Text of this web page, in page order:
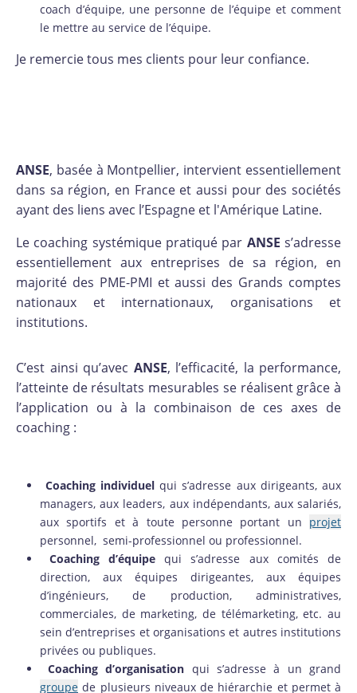
coach d’équipe, une personne de l’équipe et comment
le mettre au service de l’équipe.
Je remercie tous mes clients pour leur confiance.
ANSE, basée à Montpellier, intervient essentiellement
dans sa région, en France et aussi pour des sociétés
ayant des liens avec l’Espagne et l'Amérique Latine.
Le coaching systémique pratiqué par ANSE s’adresse
essentiellement aux entreprises de sa région, en
majorité des PME-PMI et aussi des Grands comptes
nationaux et internationaux, organisations et
institutions.
C’est ainsi qu’avec ANSE, l’efficacité, la performance,
l’atteinte de résultats mesurables se réalisent grâce à
l’application ou à la combinaison de ces axes de
coaching :
Coaching individuel qui s’adresse aux dirigeants, aux
managers, aux leaders, aux indépendants, aux salariés,
aux sportifs et à toute personne portant un projet
personnel, semi-professionnel ou professionnel.
Coaching d’équipe qui s’adresse aux comités de
direction, aux équipes dirigeantes, aux équipes
d’ingénieurs, de production, administratives,
commerciales, de marketing, de télémarketing, etc. au
sein d’entreprises et organisations et autres institutions
privées ou publiques.
Coaching d’organisation qui s’adresse à un grand
groupe de plusieurs niveaux de hiérarchie et permet à